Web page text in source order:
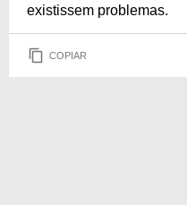
existissem problemas.
COPIAR